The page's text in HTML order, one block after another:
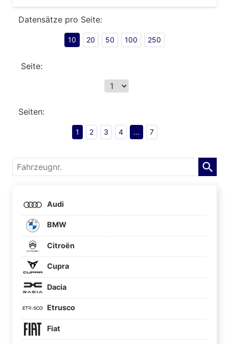
Datensätze pro Seite:
10 20 50 100 250
Seite:
Seiten:
1 2 3 4 ... 7
Fahrzeugnr.
Audi
BMW
Citroën
Cupra
Dacia
Etrusco
Fiat